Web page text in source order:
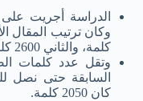
الدراسة أجريت على
كلمة، والثاني 2600 كلمة.
وتقل عدد كلمات
السابقة حتى نصل
كان 2050 كلمة.